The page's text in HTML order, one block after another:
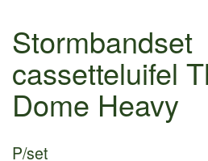
Stormbandset
cassetteluifel
Dome Heavy
P/set